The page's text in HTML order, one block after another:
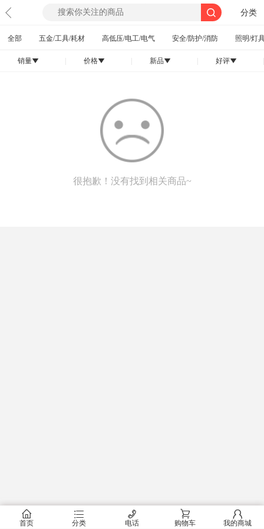
分类
全部 五金/工具/耗材 高低压/电工/电气 安全/防护/消防 照明/灯
销量󰄢 价格󰄢 新品󰄢 好评󰄢
很抱歉！没有找到相关商品~
󰂠
首页
󰂦
分类
󰄫
电话
󰂟
购物车
󰂢
我的商城